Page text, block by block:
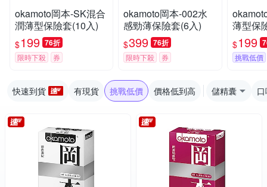
okamoto岡本-SK混合
潤薄型保險套(10入)
$199 76折
限時下殺 券
okamoto岡本-002水
感勁薄保險套(6入)
$399 76折
限時下殺 券
薄型保
$199
挑戰低價
快速到貨 有現貨 挑戰低價 價格低到高 儲精囊